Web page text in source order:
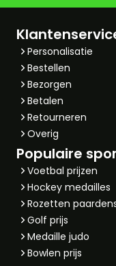
Personalisatie
Bestellen
Bezorgen
Betalen
Retourneren
Overig
Populaire
Voetbal prijzen
Hockey medailles
Rozetten
Golf prijs
Medaille judo
Bowlen prijs